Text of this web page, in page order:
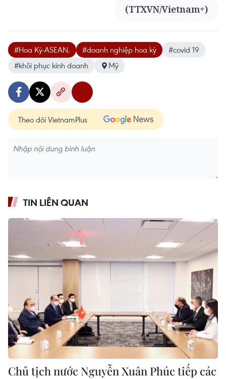
(TTXVN/Vietnam+)
#Hoa Kỳ-ASEAN. #doanh nghiệp hoa kỳ
#covid 19
#khôi phục kinh doanh
Mỹ
Theo dõi VietnamPlus
TIN LIÊN QUAN
Chủ tịch nước Nguyễn Xuân Phúc tiếp các